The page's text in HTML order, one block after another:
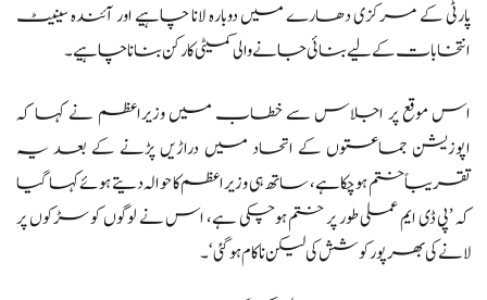
پارٹی کے مرکزی دھارے میں دوبارہ لانا چاہیے اور آئندہ سینیٹ
انتخابات کے لیے بنائی جانے والی کمیٹی کا رکن بنانا چاہیے۔
اس موقع پر اجلاس سے خطاب میں وزیراعظم نے کہا کہ
اپوزیشن جماعتوں کے اتحاد میں دراڑیں پڑنے کے بعد یہ
تقریباً ختم ہوچکا ہے، ساتھ ہی وزیراعظم کا حوالہ دیتے ہوئے کہا گیا
کہ ’پی ڈی ایم عملی طور پر ختم ہوچکی ہے، اس نے لوگوں کو سڑکوں پر
لانے کی بھرپور کوشش کی لیکن ناکام ہوگئی‘۔